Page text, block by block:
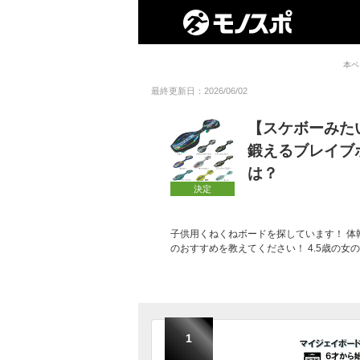
本
最終更新日：2026/06/02
決定
【スケボーみ
鍛えるブレイブ
は？
子供用くねくねボードを探しています！
のおすすめを教えてください！ 4.5歳の女
1